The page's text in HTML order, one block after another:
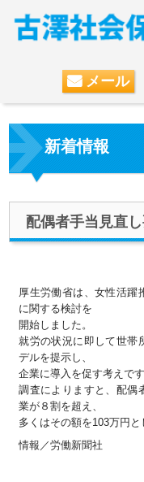
メール
新着情報
配偶者手当見直
厚生労働省は、女性活躍
に関する検討を
開始しました。
就労の状況に即して世帯
デルを提示し、
企業に導入を促す考えです
調査によりますと、配偶
業が８割を超え、
多くはその額を103万円と
情報／労働新聞社